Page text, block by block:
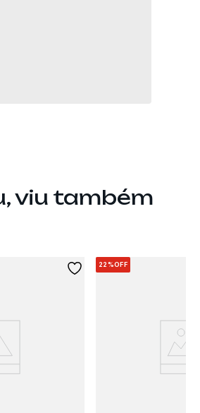
viu também
22%OFF